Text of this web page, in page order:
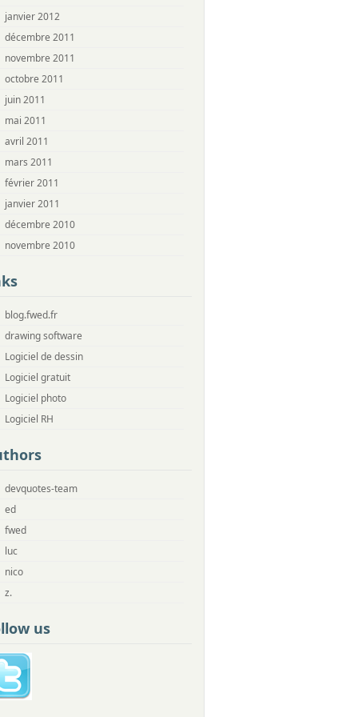
janvier 2012
décembre 2011
novembre 2011
octobre 2011
juin 2011
mai 2011
avril 2011
mars 2011
février 2011
janvier 2011
décembre 2010
novembre 2010
blog.fwed.fr
drawing software
Logiciel de dessin
Logiciel gratuit
Logiciel photo
Logiciel RH
devquotes-team
ed
fwed
luc
nico
z.
us